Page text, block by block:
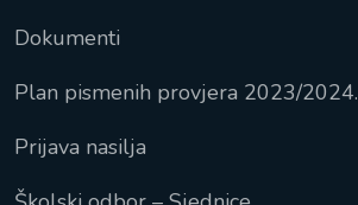
Dokumenti
Plan pismenih provjera 2023/2024.
Prijava nasilja